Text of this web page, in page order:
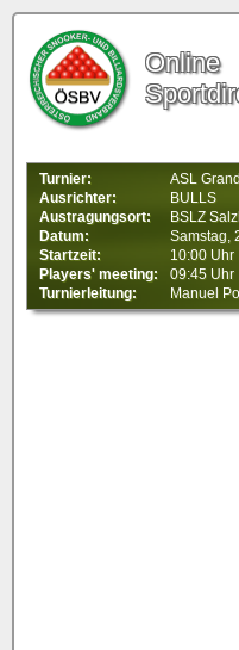
Online
Turnier:
ASL
Ausrichter:
BULLS
Austragungsort:
BSLZ
Datum:
Samstag,
Startzeit:
10:00 Uhr
Players' meeting:
09:45 Uhr
Turnierleitung:
Manuel